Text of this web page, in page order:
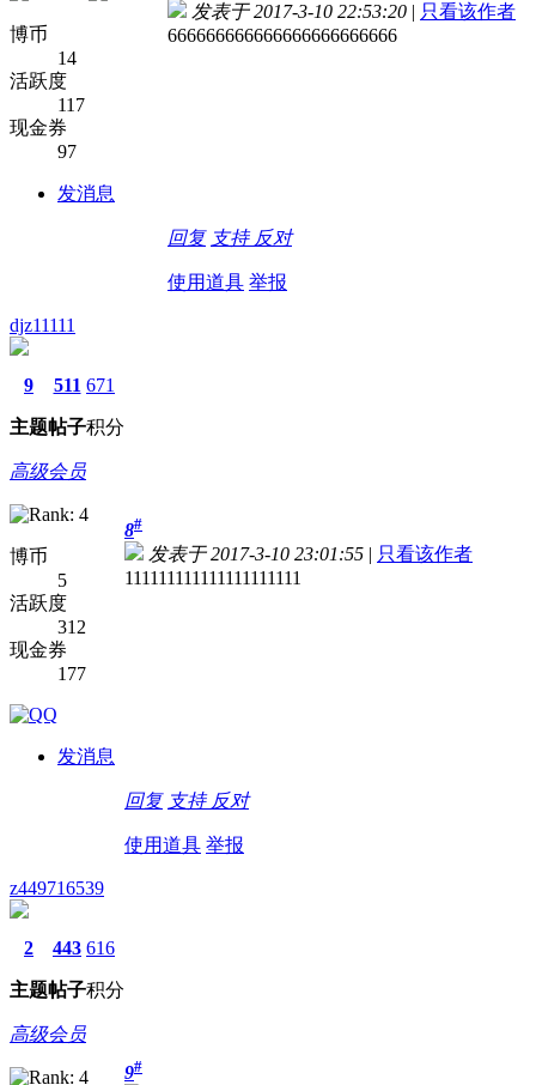
博币
14
活跃度
117
现金券
97
发消息
发表于 2017-3-10 22:53:20 | 只看该作者
666666666666666666666666
回复 支持 反对
使用道具 举报
djz11111
9
主题
511
帖子
671
积分
高级会员
博币
5
活跃度
312
现金券
177
发消息
8#
发表于 2017-3-10 23:01:55 | 只看该作者
111111111111111111111
回复 支持 反对
使用道具 举报
z449716539
2
主题
443
帖子
616
积分
高级会员
9#